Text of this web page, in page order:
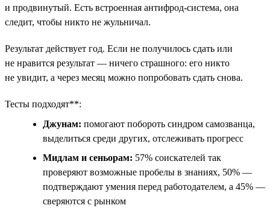
и продвинутый. Есть встроенная антифрод-система, она
следит, чтобы никто не жульничал.
Результат действует год. Если не получилось сдать или
не нравится результат — ничего страшного: его никто
не увидит, а через месяц можно попробовать сдать снова.
Тесты подходят**:
Джунам: помогают побороть синдром самозванца,
выделиться среди других, отслеживать прогресс
Мидлам и сеньорам: 57% соискателей так
проверяют возможные пробелы в знаниях, 50% —
подтверждают умения перед работодателем, а 45% —
сверяются с рынком